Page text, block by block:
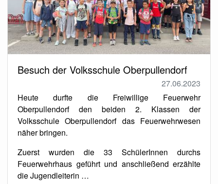
Besuch der Volksschule Oberpullendorf
27.06.2023
Heute durfte die Freiwillige Feuerwehr
Oberpullendorf den beiden 2. Klassen der
Volksschule Oberpullendorf das Feuerwehrwesen
näher bringen.
Zuerst wurden die 33 SchülerInnen durchs
Feuerwehrhaus geführt und anschließend erzählte
die Jugendleiterin …